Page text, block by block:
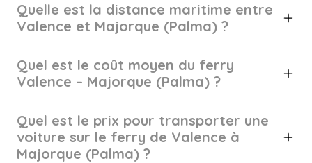
Quelle est la distance maritime entre
Valence et Majorque (Palma) ?
Quel est le coût moyen du ferry
Valence – Majorque (Palma) ?
Quel est le prix pour transporter une
voiture sur le ferry de Valence à
Majorque (Palma) ?